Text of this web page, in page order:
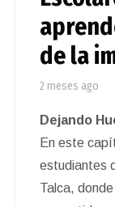
de la
2 meses ago
Dejando
En este
estudiantes
Talca,